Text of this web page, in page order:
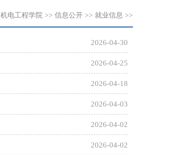
机电工程学院 >> 信息公开 >> 就业信息 >>
2026-04-30
2026-04-25
2026-04-18
2026-04-03
2026-04-02
2026-04-02